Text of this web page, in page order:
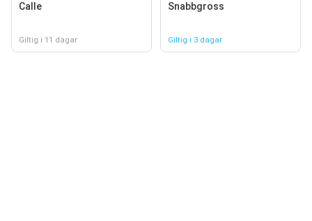
Calle
Giltig i 11 dagar
Snabbgross
Giltig i 3 dagar